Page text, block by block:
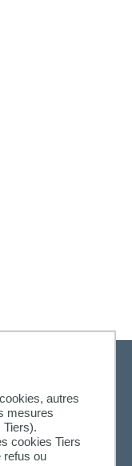
autres
mesures
Tiers).
cookies Tiers
refus ou